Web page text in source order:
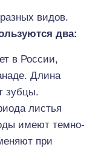
видов.
два:
в России,
Длина
зубцы.
листья
имеют темно-
при